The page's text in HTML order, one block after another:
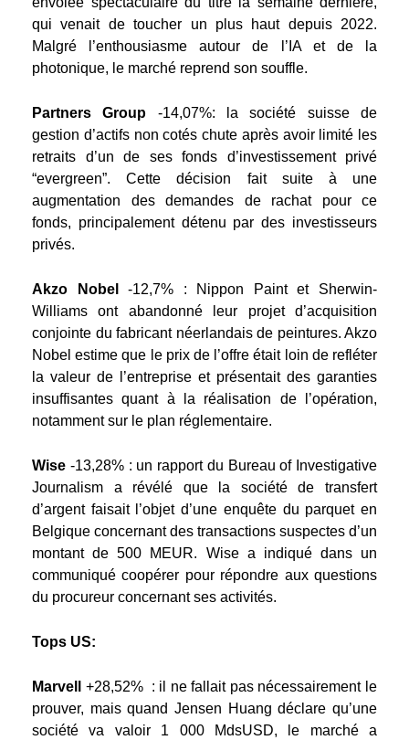
qui venait de toucher un plus haut depuis 2022.
Malgré l’enthousiasme autour de l’IA et de la
photonique, le marché reprend son souffle.
Partners Group -14,07%: la société suisse de
gestion d’actifs non cotés chute après avoir limité les
retraits d’un de ses fonds d’investissement privé
“evergreen”. Cette décision fait suite à une
augmentation des demandes de rachat pour ce
fonds, principalement détenu par des investisseurs
privés.
Akzo Nobel-12,7% : Nippon Paint et Sherwin-
Williams ont abandonné leur projet d’acquisition
conjointe du fabricant néerlandais de peintures. Akzo
Nobel estime que le prix de l’offre était loin de refléter
la valeur de l’entreprise et présentait des garanties
insuffisantes quant à la réalisation de l’opération,
notamment sur le plan réglementaire.
Wise -13,28% : un rapport du Bureau of Investigative
Journalism a révélé que la société de transfert
d’argent faisait l’objet d’une enquête du parquet en
Belgique concernant des transactions suspectes d’un
montant de 500 MEUR. Wise a indiqué dans un
communiqué coopérer pour répondre aux questions
du procureur concernant ses activités.
Tops US:
Marvell +28,52%: il ne fallait pas nécessairement le
prouver, mais quand Jensen Huang déclare qu’une
société va valoir 1 000 MdsUSD, le marché a